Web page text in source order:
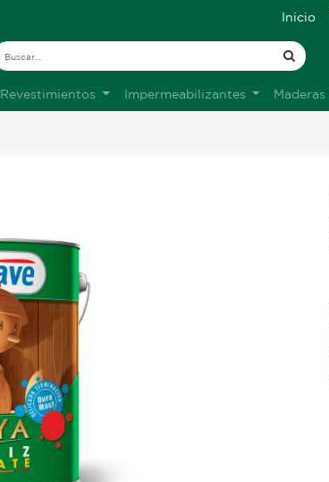
Inicio
Revestimientos Impermeabilizantes Maderas